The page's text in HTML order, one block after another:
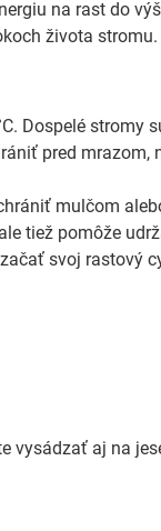
na rast do
života stromu.
Dospelé stromy
pred mrazom,
mulčom
tiež pomôže
svoj rastový
vysádzať aj na